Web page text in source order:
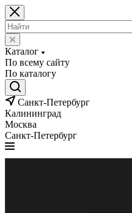
Каталог
По всему сайту
По каталогу
Санкт-Петербург
Калининград
Москва
Санкт-Петербург